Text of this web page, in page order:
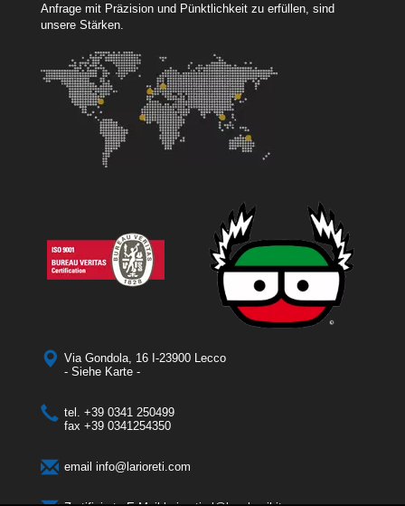
Anfrage mit Präzision und Pünktlichkeit zu erfüllen, sind
unsere Stärken.
Via Gondola, 16 I-23900 Lecco
- Siehe Karte -
tel. +39 0341 250499
fax +39 0341254350
email info@larioreti.com